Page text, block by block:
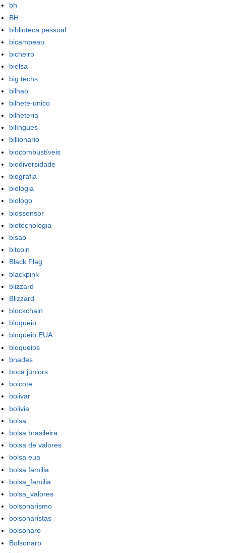
bh
BH
biblioteca pessoal
bicampeao
bicheiro
bielsa
big techs
bilhao
bilhete-unico
bilheteria
bilíngues
billionario
biocombustíveis
biodiversidade
biografia
biologia
biologo
biossensor
biotecnologia
bisao
bitcoin
Black Flag
blackpink
blizzard
Blizzard
blockchain
bloqueio
bloqueio EUA
bloqueios
bnades
boca juniors
boicote
bolivar
bolivia
bolsa
bolsa brasileira
bolsa de valores
bolsa eua
bolsa familia
bolsa_familia
bolsa_valores
bolsonarismo
bolsonaristas
bolsonaro
Bolsonaro